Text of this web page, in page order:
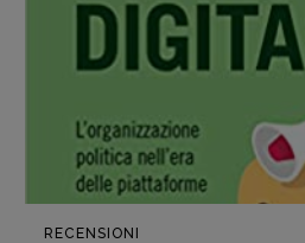
RUBRICHE
Archeologie del
Fumetti
Libro & Film
Pulp for kids
RECENSIONI